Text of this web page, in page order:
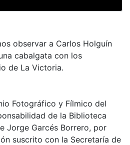
observar a Carlos Holguín
cabalgata con los
de La Victoria.
Fotográfico y Fílmico del
de la Biblioteca
Jorge Garcés Borrero, por
suscrito con la Secretaría de